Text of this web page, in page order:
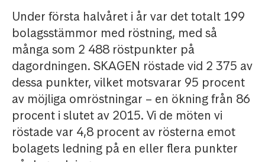
Under första halvåret i år var det totalt 199
bolagsstämmor med röstning, med så
många som 2 488 röstpunkter på
dagordningen. SKAGEN röstade vid 2 375 av
dessa punkter, vilket motsvarar 95 procent
av möjliga omröstningar – en ökning från 86
procent i slutet av 2015. Vi de möten vi
röstade var 4,8 procent av rösterna emot
bolagets ledning på en eller flera punkter